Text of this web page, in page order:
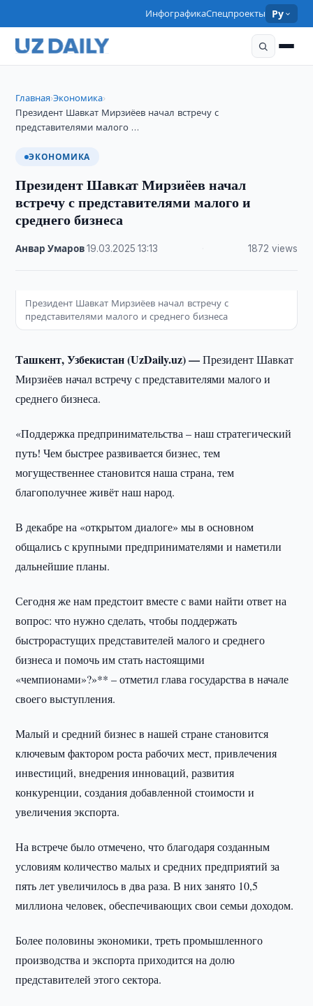
ИнфографикаСпецпроекты Ру
Главная›Экономика›
Президент Шавкат Мирзиёев начал встречу с
представителями малого …
ЭКОНОМИКА
Президент Шавкат Мирзиёев начал
встречу с представителями малого и
среднего бизнеса
Анвар Умаров·19.03.2025 ·13:13 1872 views
Президент Шавкат Мирзиёев начал встречу с
представителями малого и среднего бизнеса
Ташкент, Узбекистан (UzDaily.uz) —Президент Шавкат
Мирзиёев начал встречу с представителями малого и
среднего бизнеса.
«Поддержка предпринимательства – наш стратегический
путь! Чем быстрее развивается бизнес, тем
могущественнее становится наша страна, тем
благополучнее живёт наш народ.
В декабре на «открытом диалоге» мы в основном
общались с крупными предпринимателями и наметили
дальнейшие планы.
Сегодня же нам предстоит вместе с вами найти ответ на
вопрос: что нужно сделать, чтобы поддержать
быстрорастущих представителей малого и среднего
бизнеса и помочь им стать настоящими
«чемпионами»?»** – отметил глава государства в начале
своего выступления.
Малый и средний бизнес в нашей стране становится
ключевым фактором роста рабочих мест, привлечения
инвестиций, внедрения инноваций, развития
конкуренции, создания добавленной стоимости и
увеличения экспорта.
На встрече было отмечено, что благодаря созданным
условиям количество малых и средних предприятий за
пять лет увеличилось в два раза. В них занято 10,5
миллиона человек, обеспечивающих свои семьи доходом.
Более половины экономики, треть промышленного
производства и экспорта приходится на долю
представителей этого сектора.